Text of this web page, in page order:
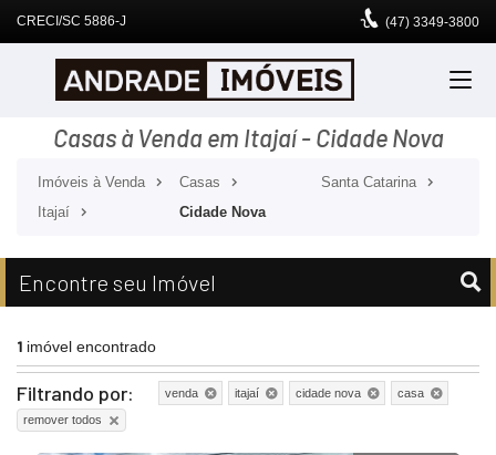
CRECI/SC 5886-J (47) 3349-3800
Casas à Venda em Itajaí - Cidade Nova
Imóveis à Venda Casas
Santa Catarina
Itajaí
Cidade Nova
Encontre seu Imóvel
1 imóvel encontrado
Filtrando por: venda itajaí cidade nova
casa
remover todos